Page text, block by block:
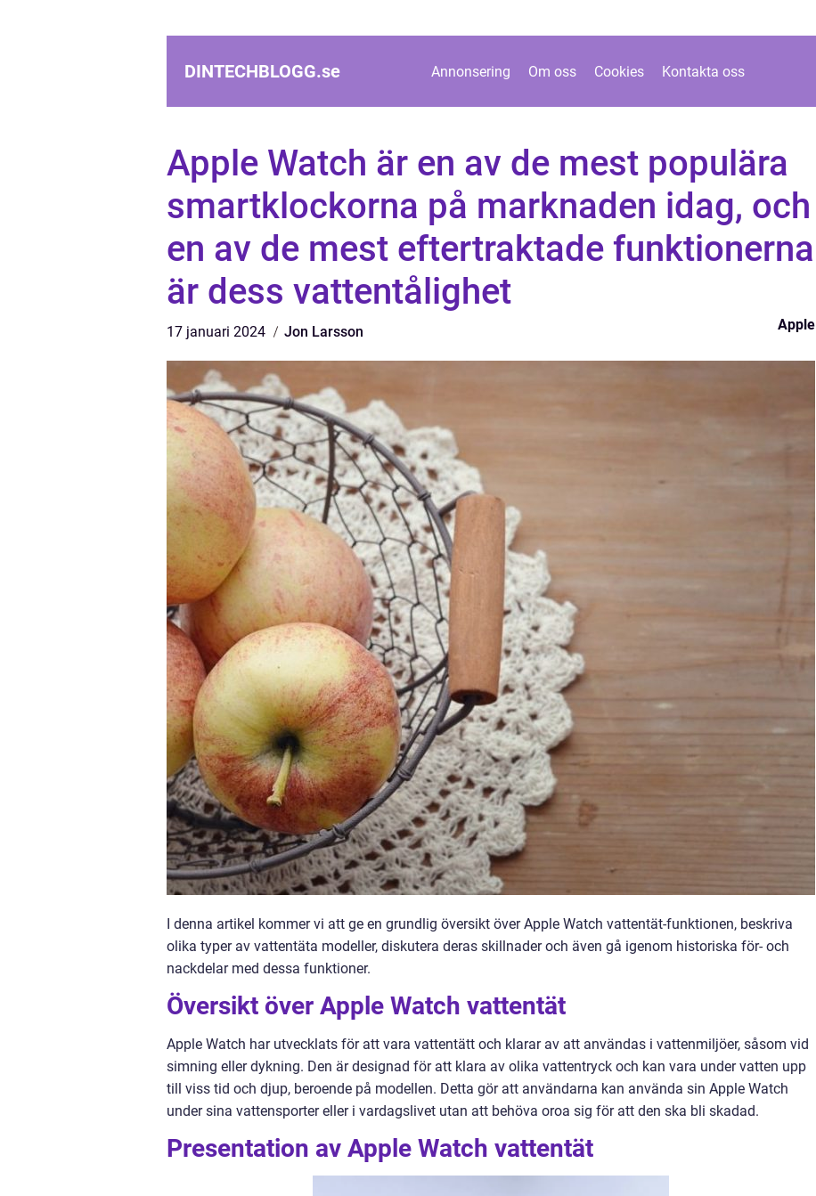
DINTECHBLOGG.se Annonsering Om oss Cookies Kontakta oss
Apple Watch är en av de mest populära
smartklockorna på marknaden idag, och
en av de mest eftertraktade funktionerna
är dess vattentålighet
17 januari 2024 Jon Larsson Apple
I denna artikel kommer vi att ge en grundlig översikt över Apple Watch vattentät-funktionen, beskriva
olika typer av vattentäta modeller, diskutera deras skillnader och även gå igenom historiska för- och
nackdelar med dessa funktioner.
Översikt över Apple Watch vattentät
Apple Watch har utvecklats för att vara vattentätt och klarar av att användas i vattenmiljöer, såsom vid
simning eller dykning. Den är designad för att klara av olika vattentryck och kan vara under vatten upp
till viss tid och djup, beroende på modellen. Detta gör att användarna kan använda sin Apple Watch
under sina vattensporter eller i vardagslivet utan att behöva oroa sig för att den ska bli skadad.
Presentation av Apple Watch vattentät